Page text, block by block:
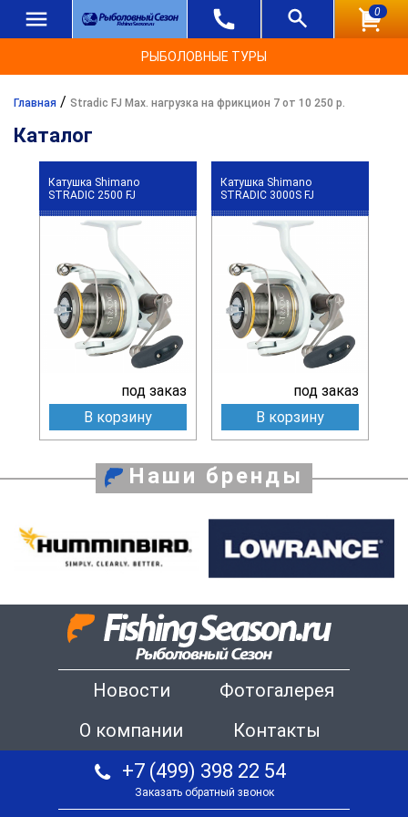
0
РЫБОЛОВНЫЕ ТУРЫ
Главная / Stradic FJ Max. нагрузка на фрикцион 7 от 10 250 р.
Каталог
Катушка Shimano
STRADIC 2500 FJ
под заказ
В корзину
Катушка Shimano
STRADIC 3000S FJ
под заказ
В корзину
Наши бренды
Новости
Фотогалерея
О компании
Контакты
+7 (499) 398 22 54
Заказать обратный звонок